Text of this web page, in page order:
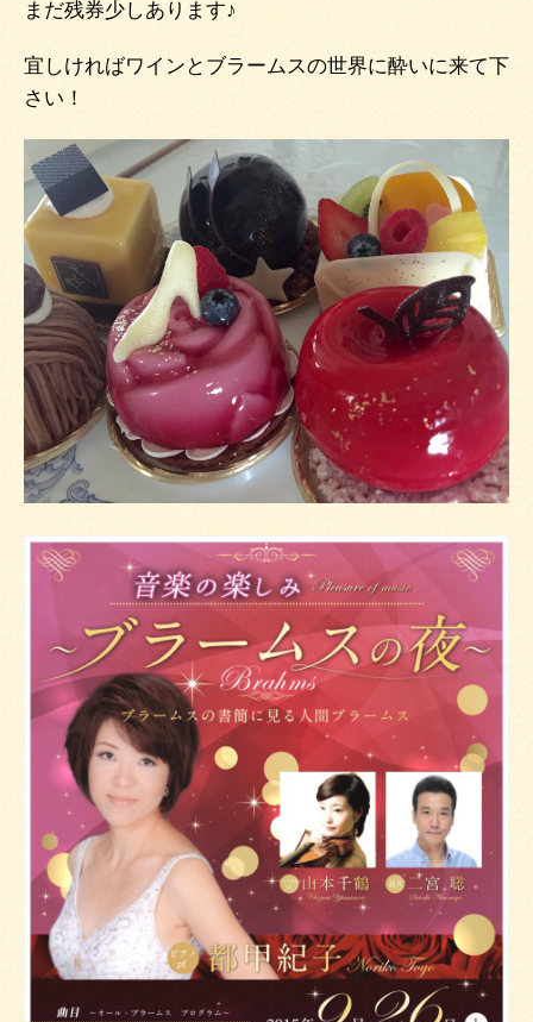
まだ残券少しあります♪
宜しければワインとブラームスの世界に酔いに来て下
さい！